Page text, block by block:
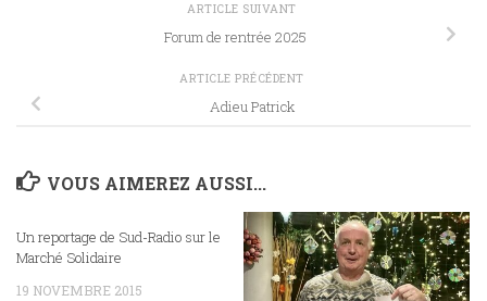
ARTICLE SUIVANT
Forum de rentrée 2025
ARTICLE PRÉCÉDENT
Adieu Patrick
VOUS AIMEREZ AUSSI...
Un reportage de Sud-Radio sur le
Marché Solidaire
19 NOVEMBRE 2015